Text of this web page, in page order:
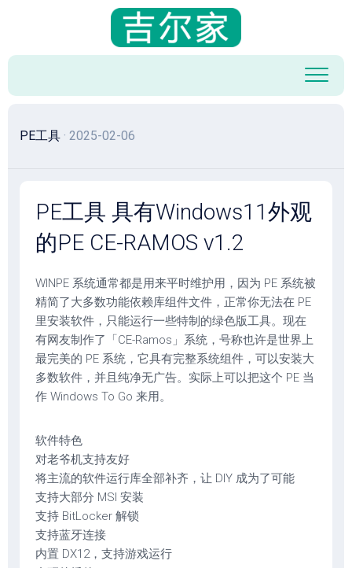
容
PE工具 · 2025-02-06
PE工具 具有Windows11外观
的PE CE-RAMOS v1.2
WINPE 系统通常都是用来平时维护用，因为 PE 系统被
精简了大多数功能依赖库组件文件，正常你无法在 PE
里安装软件，只能运行一些特制的绿色版工具。现在
有网友制作了「CE-Ramos」系统，号称也许是世界上
最完美的 PE 系统，它具有完整系统组件，可以安装大
多数软件，并且纯净无广告。实际上可以把这个 PE 当
作 Windows To Go 来用。
软件特色
对老爷机支持友好
将主流的软件运行库全部补齐，让 DIY 成为了可能
支持大部分 MSI 安装
支持 BitLocker 解锁
支持蓝牙连接
内置 DX12，支持游戏运行